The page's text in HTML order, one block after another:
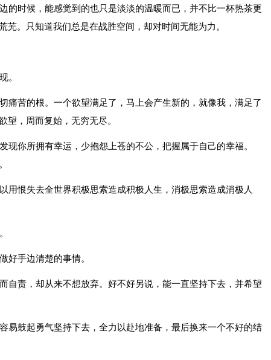
的时候，能感觉到的也只是淡淡的温暖而已，并不比一杯热茶更
芜。只知道我们总是在战胜空间，却对时间无能为力。
。
痛苦的根。一个欲望满足了，马上会产生新的，就像我，满足了
望，周而复始，无穷无尽。
现你所拥有幸运，少抱怨上苍的不公，把握属于自己的幸福。
用恨失去全世界积极思索造成积极人生，消极思索造成消极人
好手边清楚的事情。
自责，却从来不想放弃。好不好另说，能一直坚持下去，并希望
易鼓起勇气坚持下去，全力以赴地准备，最后换来一个不好的结